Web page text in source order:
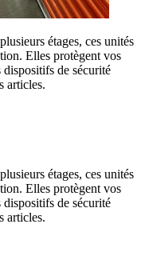
étages, ces unités
Elles protègent vos
dispositifs de sécurité
articles.
étages, ces unités
Elles protègent vos
dispositifs de sécurité
articles.